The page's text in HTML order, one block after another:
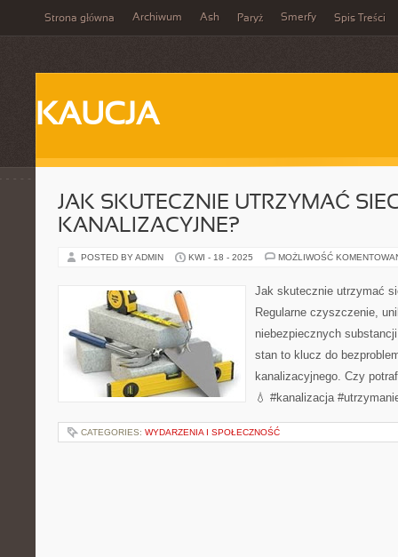
Strona główna Archiwum Ash Paryż Smerfy Spis Treści
KAUCJA
JAK SKUTECZNIE UTRZYMAĆ
KANALIZACYJNE?
POSTED BY ADMIN KWI - 18 - 2025 MOŻLIWOŚĆ
Jak skutecznie utrzymać
Regularne czyszczenie,
niebezpiecznych
stan to klucz do
kanalizacyjnego. Czy
💧 #kanalizacja
CATEGORIES: WYDARZENIA I SPOŁECZNOŚĆ